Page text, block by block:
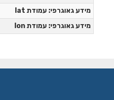
מידע גאוגרפי: עמודת lat
מידע גאוגרפי: עמודת lon